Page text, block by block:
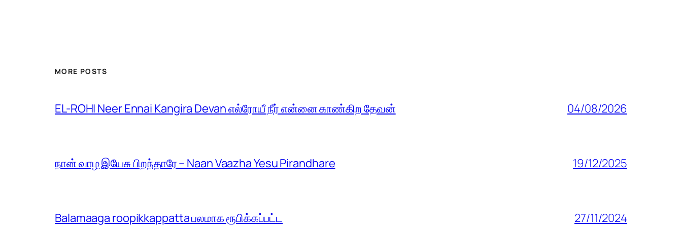
MORE POSTS
EL-ROHI Neer Ennai Kangira Devan எல்ரோயீ நீர் என்னை காண்கிற தேவன் 04/08/2026
நான் வாழ இயேசு பிறந்தாரே – Naan Vaazha Yesu Pirandhare 19/12/2025
Balamaaga roopikkappatta பலமாக ரூபிக்கப்பட்ட 27/11/2024